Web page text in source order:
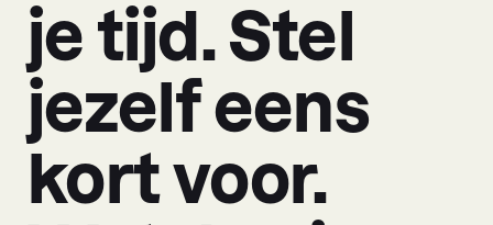
je tijd. Stel
jezelf eens
kort voor.